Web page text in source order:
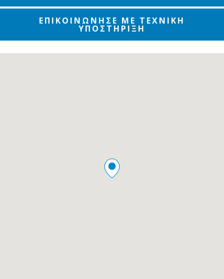
ΕΠΙΚΟΙΝΩΝΗΣΕ ΜΕ ΤΕΧΝΙΚΗ
ΥΠΟΣΤΗΡΙΞΗ